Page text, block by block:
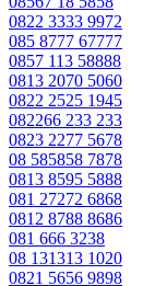
0822 3333 9972
085 8777 67777
0857 113 58888
0813 2070 5060
0822 2525 1945
082266 233 233
0823 2277 5678
08 585858 7878
0813 8595 5888
081 27272 6868
0812 8788 8686
081 666 3238
08 131313 1020
0821 5656 9898